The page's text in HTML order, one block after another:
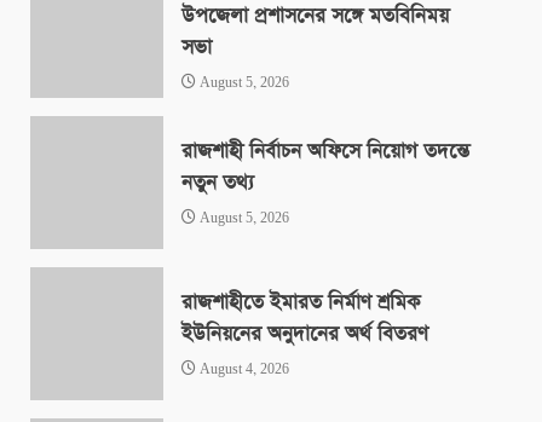
উপজেলা প্রশাসনের সঙ্গে মতবিনিময়
সভা
August 5, 2026
রাজশাহী নির্বাচন অফিসে নিয়োগ তদন্তে
নতুন তথ্য
August 5, 2026
রাজশাহীতে ইমারত নির্মাণ শ্রমিক
ইউনিয়নের অনুদানের অর্থ বিতরণ
August 4, 2026